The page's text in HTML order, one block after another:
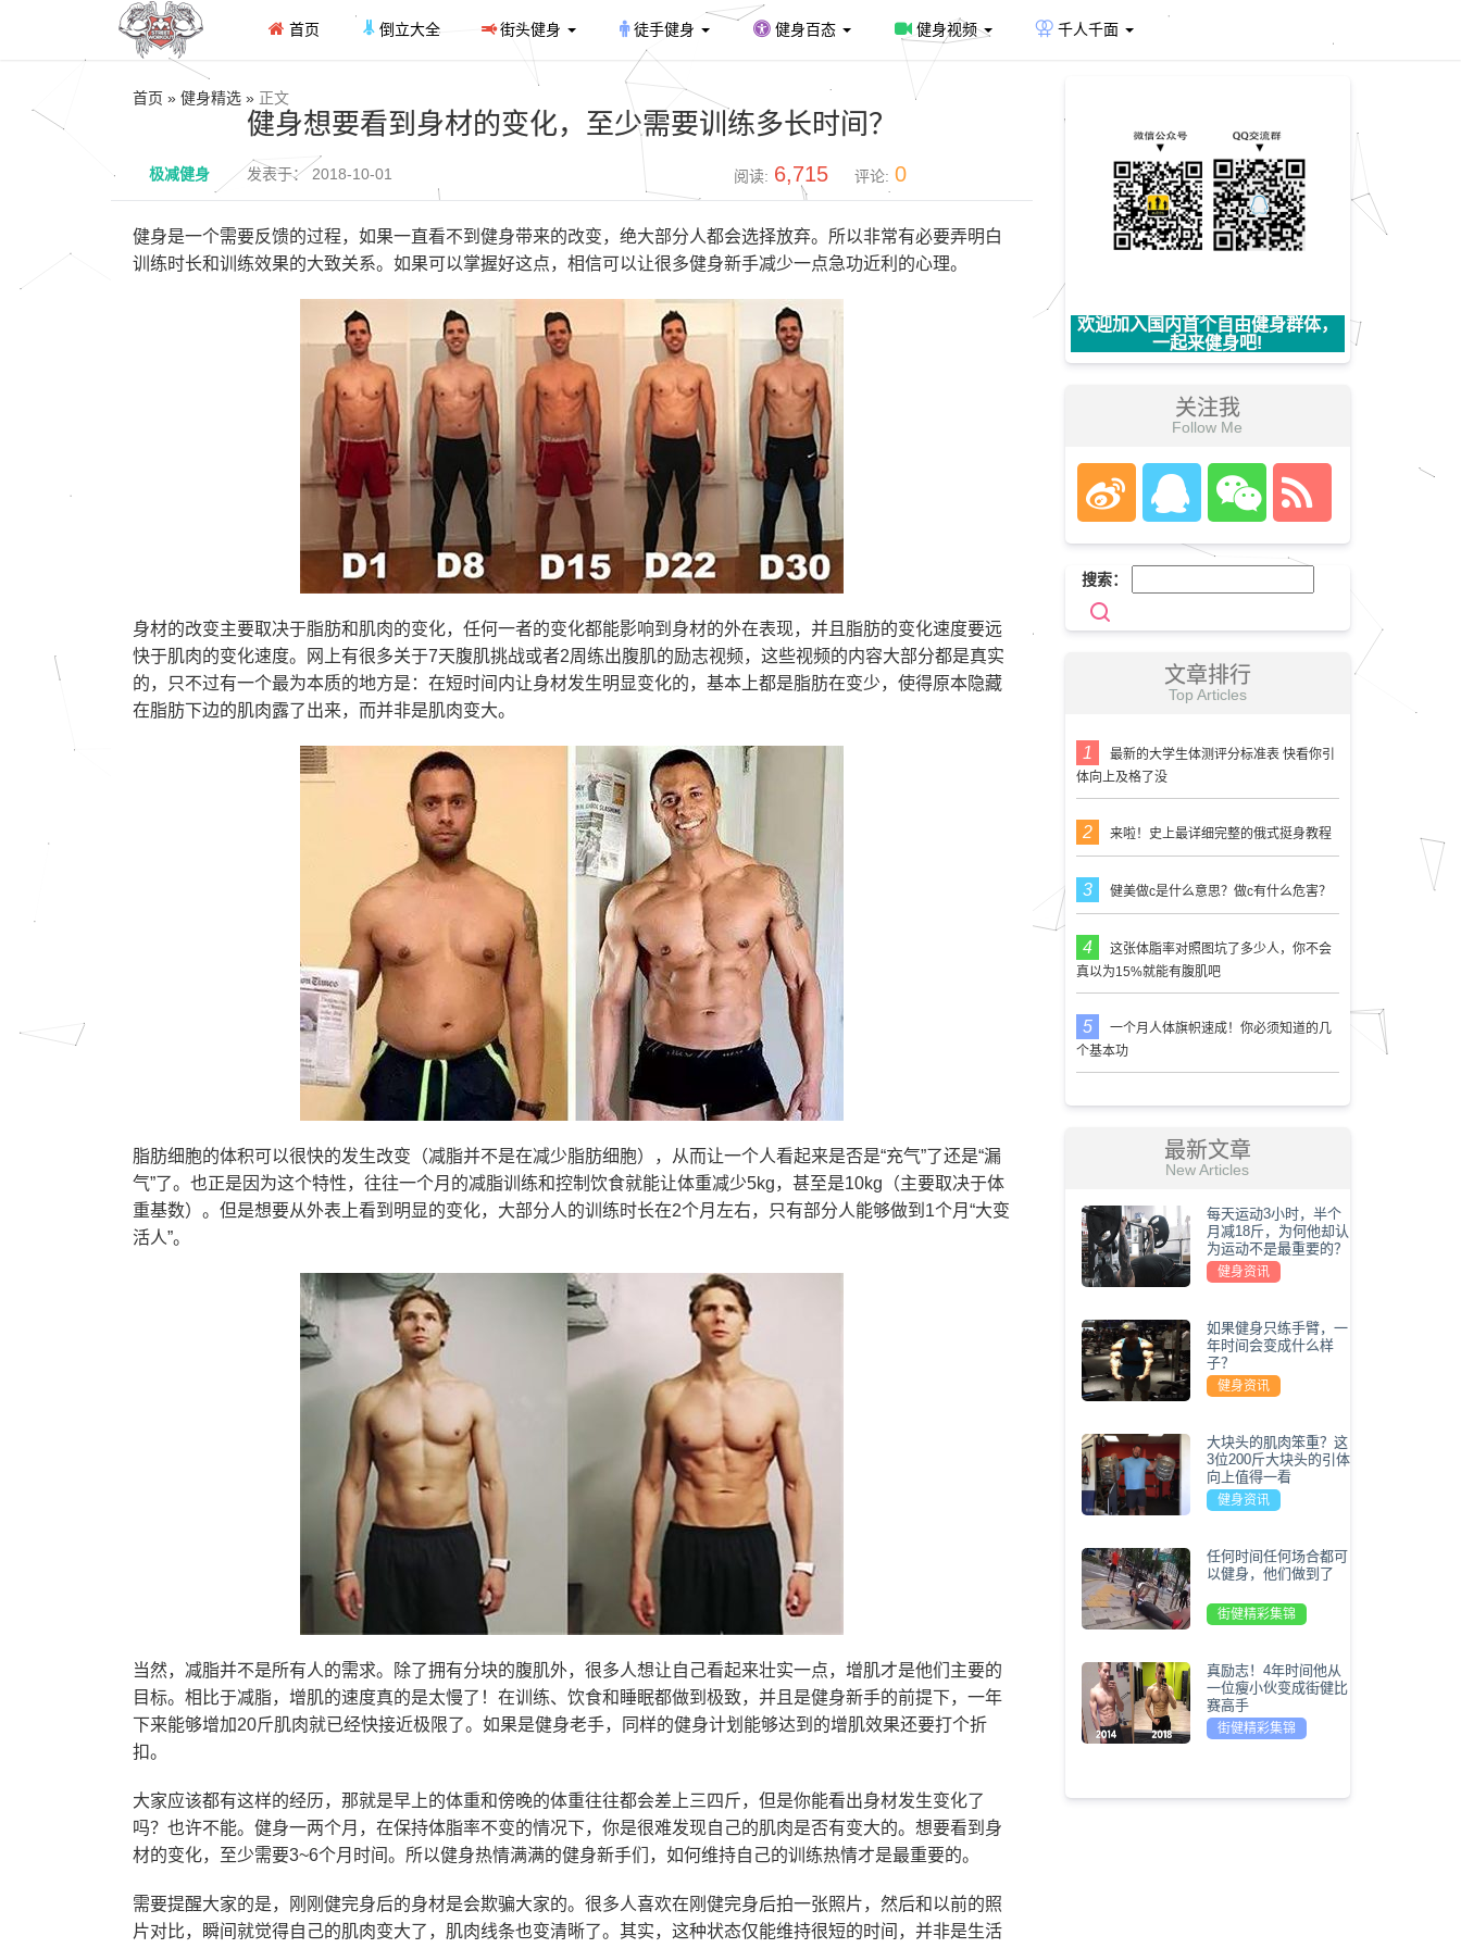
首页 倒立大全 街头健身 徒手健身 健身百态 健身视频 千人千面
首页 » 健身精选 » 正文
健身想要看到身材的变化，至少需要训练多长时间？
极减健身 发表于： 2018-10-01 阅读: 6,715 评论: 0
健身是一个需要反馈的过程，如果一直看不到健身带来的改变，绝大部分人都会选择放弃。所以非常有必要弄明白
训练时长和训练效果的大致关系。如果可以掌握好这点，相信可以让很多健身新手减少一点急功近利的心理。
身材的改变主要取决于脂肪和肌肉的变化，任何一者的变化都能影响到身材的外在表现，并且脂肪的变化速度要远
快于肌肉的变化速度。网上有很多关于7天腹肌挑战或者2周练出腹肌的励志视频，这些视频的内容大部分都是真实
的，只不过有一个最为本质的地方是：在短时间内让身材发生明显变化的，基本上都是脂肪在变少，使得原本隐藏
在脂肪下边的肌肉露了出来，而并非是肌肉变大。
脂肪细胞的体积可以很快的发生改变（减脂并不是在减少脂肪细胞），从而让一个人看起来是否是“充气”了还是“漏
气”了。也正是因为这个特性，往往一个月的减脂训练和控制饮食就能让体重减少5kg，甚至是10kg（主要取决于体
重基数）。但是想要从外表上看到明显的变化，大部分人的训练时长在2个月左右，只有部分人能够做到1个月“大变
活人”。
当然，减脂并不是所有人的需求。除了拥有分块的腹肌外，很多人想让自己看起来壮实一点，增肌才是他们主要的
目标。相比于减脂，增肌的速度真的是太慢了！在训练、饮食和睡眠都做到极致，并且是健身新手的前提下，一年
下来能够增加20斤肌肉就已经快接近极限了。如果是健身老手，同样的健身计划能够达到的增肌效果还要打个折
扣。
大家应该都有这样的经历，那就是早上的体重和傍晚的体重往往都会差上三四斤，但是你能看出身材发生变化了
吗？也许不能。健身一两个月，在保持体脂率不变的情况下，你是很难发现自己的肌肉是否有变大的。想要看到身
材的变化，至少需要3~6个月时间。所以健身热情满满的健身新手们，如何维持自己的训练热情才是最重要的。
需要提醒大家的是，刚刚健完身后的身材是会欺骗大家的。很多人喜欢在刚健完身后拍一张照片，然后和以前的照
片对比，瞬间就觉得自己的肌肉变大了，肌肉线条也变清晰了。其实，这种状态仅能维持很短的时间，并非是生活
欢迎加入国内首个自由健身群体，
一起来健身吧!
关注我
Follow Me
搜索：
文章排行
Top Articles
最新的大学生体测评分标准表 快看你引
体向上及格了没
来啦！史上最详细完整的俄式挺身教程
健美做c是什么意思？做c有什么危害？
这张体脂率对照图坑了多少人，你不会
真以为15%就能有腹肌吧
一个月人体旗帜速成！你必须知道的几
个基本功
最新文章
New Articles
每天运动3小时，半个
月减18斤，为何他却认
为运动不是最重要的？
健身资讯
如果健身只练手臂，一
年时间会变成什么样
子？
健身资讯
大块头的肌肉笨重？这
3位200斤大块头的引体
向上值得一看
健身资讯
任何时间任何场合都可
以健身，他们做到了
街健精彩集锦
真励志！4年时间他从
一位瘦小伙变成街健比
赛高手
街健精彩集锦